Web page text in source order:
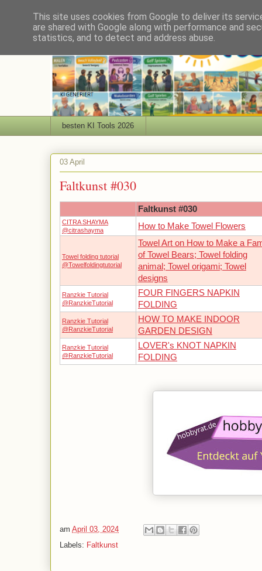
besten KI Tools 2026
03 April
Faltkunst #030
Faltkunst #030
CITRA SHAYMA
@citrashayma
How to Make Towel Flowers
Towel folding tutorial
@Towelfoldingtutorial
Towel Art on How to Make a
of Towel Bears; Towel folding
animal; Towel origami; Towel
designs
Ranzkie Tutorial
@RanzkieTutorial
FOUR FINGERS NAPKIN
FOLDING
Ranzkie Tutorial
@RanzkieTutorial
HOW TO MAKE INDOOR
GARDEN DESIGN
Ranzkie Tutorial
@RanzkieTutorial
LOVER's KNOT NAPKIN
FOLDING
am April 03, 2024
Labels: Faltkunst
This site uses cookies from Google to deliver its
are shared with Google along with performance and
statistics, and to detect and address abuse.